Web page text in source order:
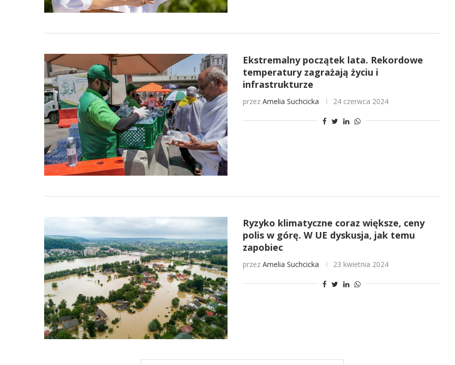
Ekstremalny początek lata. Rekordowe
temperatury zagrażają życiu i
infrastrukturze
przez Amelia Suchcicka 24 czerwca 2024
Ryzyko klimatyczne coraz większe, ceny
polis w górę. W UE dyskusja, jak temu
zapobiec
przez Amelia Suchcicka 23 kwietnia 2024